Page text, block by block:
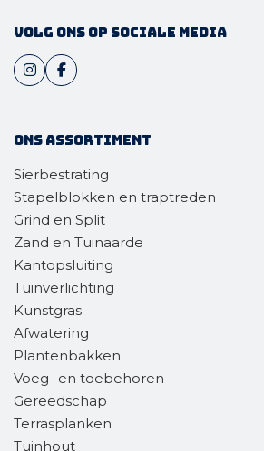
Volg ons op sociale media
Ons assortiment
Sierbestrating
Stapelblokken en traptreden
Grind en Split
Zand en Tuinaarde
Kantopsluiting
Tuinverlichting
Kunstgras
Afwatering
Plantenbakken
Voeg- en toebehoren
Gereedschap
Terrasplanken
Tuinhout